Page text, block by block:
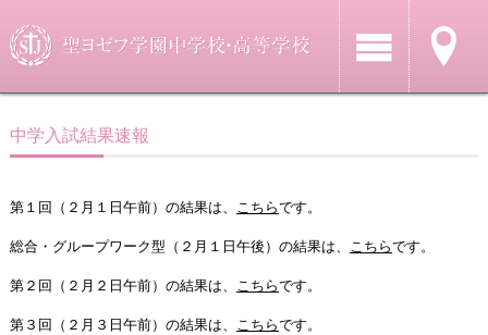
中学入試結果速報
第１回（２月１日午前）の結果は、 こちらです。
総合・グループワーク型（２月１日午後）の結果は、 こちらです。
第２回（２月２日午前）の結果は、 こちらです。
第３回（２月３日午前）の結果は、 こちらです。